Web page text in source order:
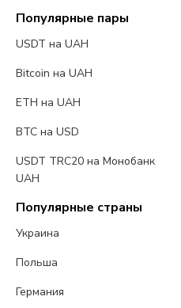
Популярные пары
USDT на UAH
Bitcoin на UAH
ETH на UAH
BTC на USD
USDT TRC20 на Монобанк
UAH
Популярные страны
Украина
Польша
Германия